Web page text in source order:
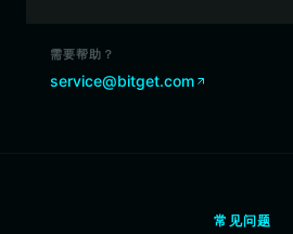
需要帮助？
service@bitget.com
常见问题